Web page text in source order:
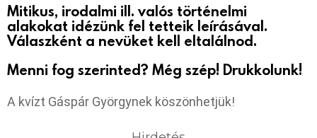
Mitikus, irodalmi ill. valós történelmi
alakokat idézünk fel tetteik leírásával.
Válaszként a nevüket kell eltalálnod.
Menni fog szerinted? Még szép! Drukkolunk!
A kvízt Gáspár Györgynek köszönhetjük!